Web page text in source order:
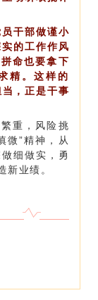
干部做谨小
的工作作风
命也要拿下
精。这样的
，正是干事
重，风险挑
微”精神，从
细做实，勇
新业绩。